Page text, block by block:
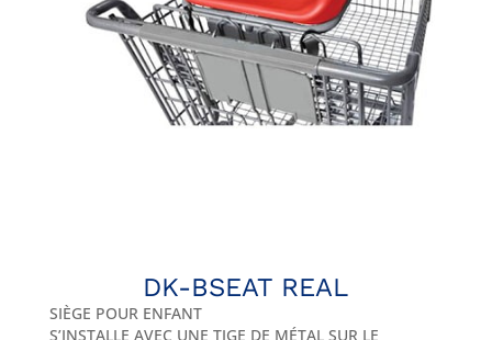
DK-BSEAT REAL
SIÈGE POUR ENFANT
S’INSTALLE AVEC UNE TIGE DE MÉTAL SUR LE